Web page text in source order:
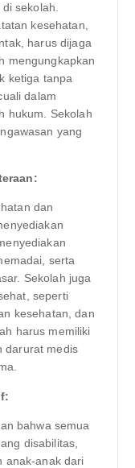
sekolah.
kesehatan,
harus dijaga
mengungkapkan
ketiga tanpa
dalam
hukum. Sekolah
yang
dan
serta
Sekolah juga
seperti
kesehatan, dan
harus memiliki
darurat medis
bahwa semua
disabilitas,
anak-anak dari